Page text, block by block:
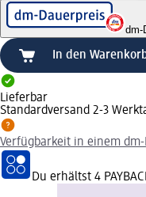
dm-
In den
Lieferbar
Standardversand 2-3
Verfügbarkeit in einem
Du erhältst 4